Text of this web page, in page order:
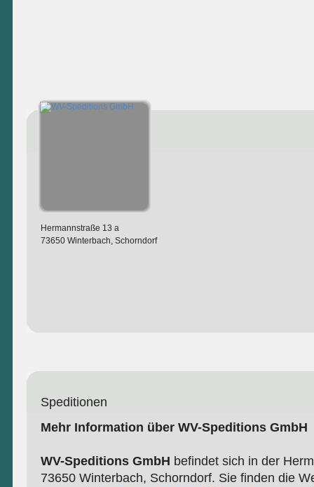
Hermannstraße 13 a
73650 Winterbach, Schorndorf
Speditionen
Mehr Information über WV-Speditions GmbH
WV-Speditions GmbH befindet sich in der
73650 Winterbach, Schorndorf. Sie finden die